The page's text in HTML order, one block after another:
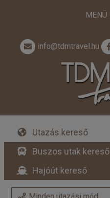
MENÜ
info@tdmtravel.hu
Utazás kereső
Buszos utak kereső
Hajóút kereső